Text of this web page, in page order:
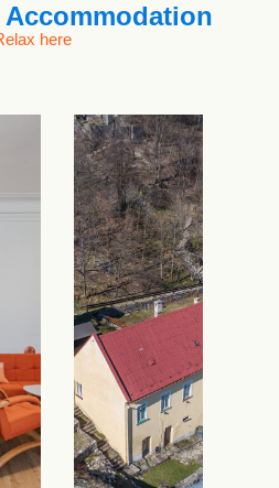
Accommodation
here